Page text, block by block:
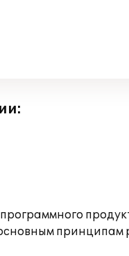
принципам